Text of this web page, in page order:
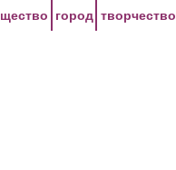
город творчество